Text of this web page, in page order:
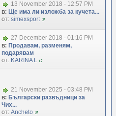
13 November 2018 - 12:57 PM
в: Ще има ли изложба за кучета...
от: simexsport
27 December 2018 - 01:16 PM
в: Продавам, разменям,
подарявам
от: KARINA L
21 November 2025 - 03:48 PM
в: Български развъдници за
Чих...
от: Ancheto